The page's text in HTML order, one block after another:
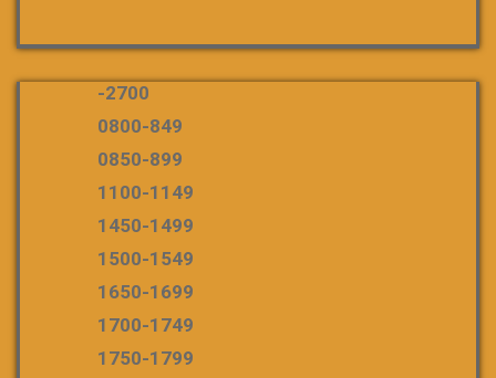
-2700
0800-849
0850-899
1100-1149
1450-1499
1500-1549
1650-1699
1700-1749
1750-1799